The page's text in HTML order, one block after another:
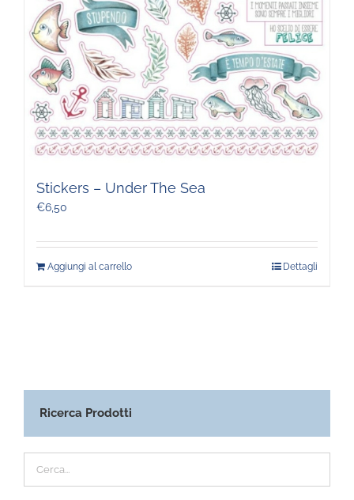
Stickers – Under The Sea
€6,50
Aggiungi al carrello Dettagli
Ricerca Prodotti